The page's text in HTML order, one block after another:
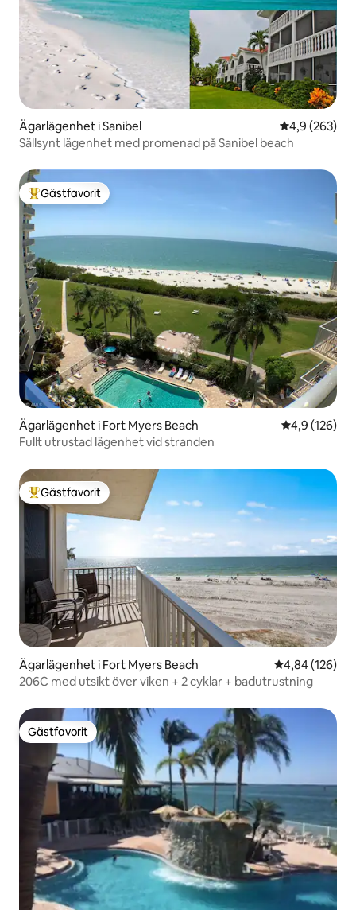
Ägarlägenhet i Sanibel 4,9 av 5 i
4,9 (263)
Sällsynt lägenhet med promenad på Sanibel beach
Populär gästfavorit
Gästfavorit
Ägarlägenhet i Fort Myers Beach 4,9 av 5 i
4,9 (126)
Fullt utrustad lägenhet vid stranden
Populär gästfavorit
Gästfavorit
Ägarlägenhet i Fort Myers Beach 4,84 av 5 i
4,84 (126)
206C med utsikt över viken + 2 cyklar + badutrustning
Gästfavorit
Gästfavorit